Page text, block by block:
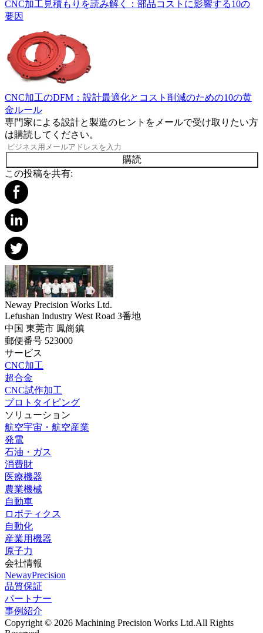
CNC加工見積もりを読み解く：部品コストに影響する10の
要因
CNC加工のDFM：設計最適化とコスト削減のための10の黄
金ルール
専門家による設計と製造のヒントをメールで受け取りたい方
は購読してください。
購読
この投稿を共有:
Neway Precision Works Ltd.
Lefushan Industry West Road 3番地
中国 東莞市 鳳崗鎮
郵便番号 523000
サービス
CNC加工
超合金
CNC試作加工
プロトタイピング
ソリューション
航空宇宙・航空産業
発電
石油・ガス
消費財
医療機器
農業機械
自動車
ロボティクス
自動化
産業用機器
原子力
会社情報
NewayPrecision
品質保証
パートナー
事例紹介
Copyright © 2026 Machining Precision Works Ltd.All Rights